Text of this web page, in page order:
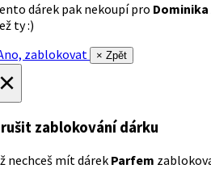
dárek pak nekoupí pro
ty :)
zablokovat
× Zpět
zablokování dárku
nechceš mít dárek Parfem